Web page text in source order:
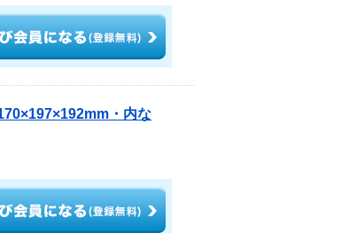
・内な